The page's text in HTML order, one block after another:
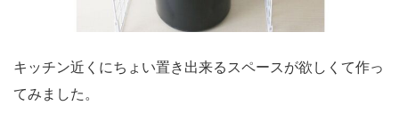
キッチン近くにちょい置き出来るスペースが欲しくて作っ
てみました。